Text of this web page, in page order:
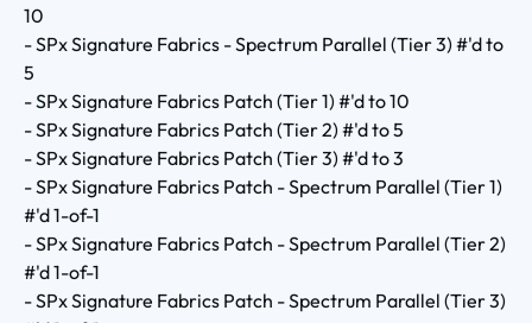
10
- SPx Signature Fabrics - Spectrum Parallel (Tier 3) #'d to
5
- SPx Signature Fabrics Patch (Tier 1) #'d to 10
- SPx Signature Fabrics Patch (Tier 2) #'d to 5
- SPx Signature Fabrics Patch (Tier 3) #'d to 3
- SPx Signature Fabrics Patch - Spectrum Parallel (Tier 1)
#'d 1-of-1
- SPx Signature Fabrics Patch - Spectrum Parallel (Tier 2)
#'d 1-of-1
- SPx Signature Fabrics Patch - Spectrum Parallel (Tier 3)